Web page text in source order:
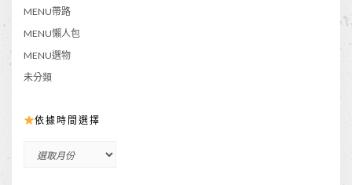
MENU帶路
MENU懶人包
MENU選物
未分類
依據時間選擇